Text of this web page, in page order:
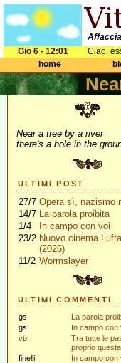
Gio 6 - 12:01
Ciao,
home
Near a tree by a river
there's a hole in the
ULTIMI POST
27/7 Opera sì, nazismo
14/7 La parola proibita
1/4
In campo con voi
23/2 Nuovo cinema
(2026)
11/2 Wormslayer
ULTIMI COMMENTI
gs
La parola
gs
In campo con
vb
Tra tutte le
proprio questa
finelli
In campo con